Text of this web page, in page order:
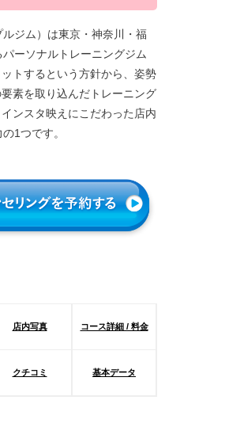
ジム）は東京・神奈川・福
ーソナルトレーニングジム
トするという方針から、姿勢
素を取り込んだトレーニング
ンスタ映えにこだわった店内
1つです。
店内写真 コース詳細 / 料金
クチコミ 基本データ